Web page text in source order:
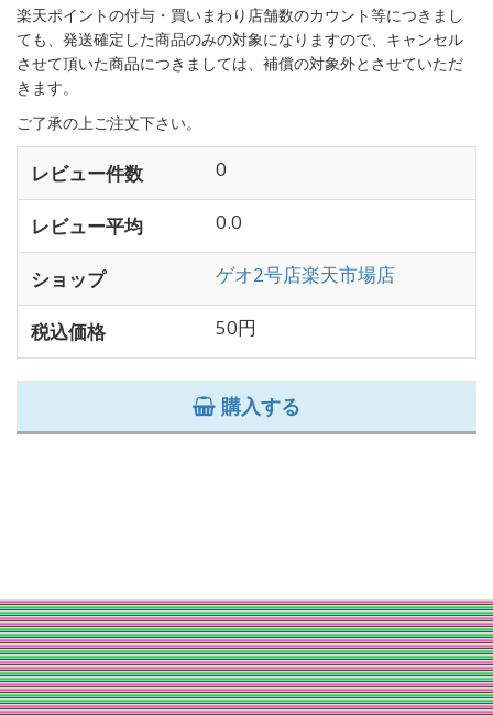
楽天ポイントの付与・買いまわり店舗数のカウント等につきまし
ても、発送確定した商品のみの対象になりますので、キャンセル
させて頂いた商品につきましては、補償の対象外とさせていただ
きます。
ご了承の上ご注文下さい。
レビュー件数 0
レビュー平均 0.0
ショップ ゲオ2号店楽天市場店
税込価格 50円
購入する